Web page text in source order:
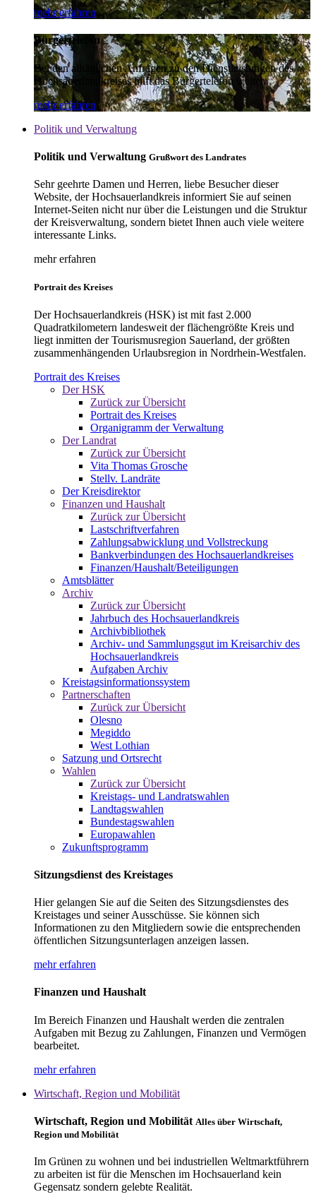
mehr erfahren
Bürgertelefon
Bei den alltäglichen Anfragen zu den Dienstleistungen des
Hochsauerlandkreises hilft das Bürgertelefon weiter.
mehr erfahren
Politik und Verwaltung
Politik und Verwaltung Grußwort des Landrates
Sehr geehrte Damen und Herren, liebe Besucher dieser
Website, der Hochsauerlandkreis informiert Sie auf seinen
Internet-Seiten nicht nur über die Leistungen und die Struktur
der Kreisverwaltung, sondern bietet Ihnen auch viele weitere
interessante Links.
mehr erfahren
Portrait des Kreises
Der Hochsauerlandkreis (HSK) ist mit fast 2.000
Quadratkilometern landesweit der flächengrößte Kreis und
liegt inmitten der Tourismusregion Sauerland, der größten
zusammenhängenden Urlaubsregion in Nordrhein-Westfalen.
Portrait des Kreises
Der HSK
Zurück zur Übersicht
Portrait des Kreises
Organigramm der Verwaltung
Der Landrat
Zurück zur Übersicht
Vita Thomas Grosche
Stellv. Landräte
Der Kreisdirektor
Finanzen und Haushalt
Zurück zur Übersicht
Lastschriftverfahren
Zahlungsabwicklung und Vollstreckung
Bankverbindungen des Hochsauerlandkreises
Finanzen/Haushalt/Beteiligungen
Amtsblätter
Archiv
Zurück zur Übersicht
Jahrbuch des Hochsauerlandkreis
Archivbibliothek
Archiv- und Sammlungsgut im Kreisarchiv des
Hochsauerlandkreis
Aufgaben Archiv
Kreistagsinformationssystem
Partnerschaften
Zurück zur Übersicht
Olesno
Megiddo
West Lothian
Satzung und Ortsrecht
Wahlen
Zurück zur Übersicht
Kreistags- und Landratswahlen
Landtagswahlen
Bundestagswahlen
Europawahlen
Zukunftsprogramm
Sitzungsdienst des Kreistages
Hier gelangen Sie auf die Seiten des Sitzungsdienstes des
Kreistages und seiner Ausschüsse. Sie können sich
Informationen zu den Mitgliedern sowie die entsprechenden
öffentlichen Sitzungsunterlagen anzeigen lassen.
mehr erfahren
Finanzen und Haushalt
Im Bereich Finanzen und Haushalt werden die zentralen
Aufgaben mit Bezug zu Zahlungen, Finanzen und Vermögen
bearbeitet.
mehr erfahren
Wirtschaft, Region und Mobilität
Wirtschaft, Region und Mobilität Alles über Wirtschaft,
Region und Mobilität
Im Grünen zu wohnen und bei industriellen Weltmarktführern
zu arbeiten ist für die Menschen im Hochsauerland kein
Gegensatz sondern gelebte Realität.